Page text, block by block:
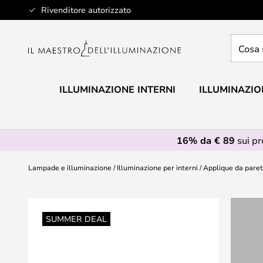
Rivenditore autorizzato
Salta
al
stai
ILLUMINAZIONE INTERNI
16% da € 89 sui
Lampade e illuminazione Illuminazione per interni Applique da
SUMMER DEAL